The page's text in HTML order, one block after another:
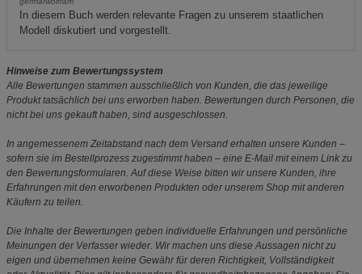
In diesem Buch werden relevante Fragen zu unserem staatlichen
Modell diskutiert und vorgestellt.
Hinweise zum Bewertungssystem
Alle Bewertungen stammen ausschließlich von Kunden, die das jeweilige
Produkt tatsächlich bei uns erworben haben. Bewertungen durch Personen, die
nicht bei uns gekauft haben, sind ausgeschlossen.
In angemessenem Zeitabstand nach dem Versand erhalten unsere Kunden –
sofern sie im Bestellprozess zugestimmt haben – eine E-Mail mit einem Link zu
den Bewertungsformularen. Auf diese Weise bitten wir unsere Kunden, ihre
Erfahrungen mit den erworbenen Produkten oder unserem Shop mit anderen
Käufern zu teilen.
Die Inhalte der Bewertungen geben individuelle Erfahrungen und persönliche
Meinungen der Verfasser wieder. Wir machen uns diese Aussagen nicht zu
eigen und übernehmen keine Gewähr für deren Richtigkeit, Vollständigkeit